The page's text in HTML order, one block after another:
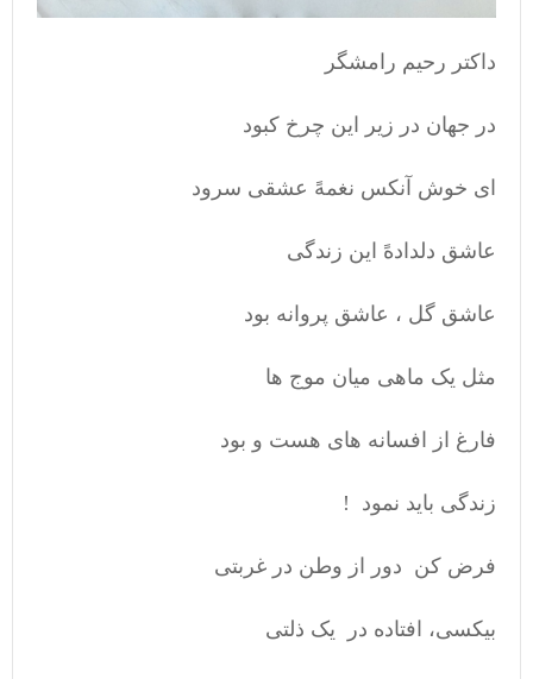
داکتر رحیم رامشگر
در جهان در زیر این چرخ کبود
ای خوش آنکس نغمهً عشقی سرود
عاشق دلدادهً این زندگی
عاشق گل ، عاشق پروانه بود
مثل یک ماهی میان موج ها
فارغ از افسانه های هست و بود
زندگی باید نمود !
فرض کن دور از وطن در غربتی
بیکسی، افتاده در یک ذلتی